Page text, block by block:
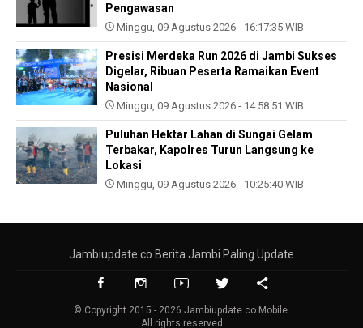
Pengawasan
Minggu, 09 Agustus 2026 - 16:17:35 WIB
Presisi Merdeka Run 2026 di Jambi Sukses
Digelar, Ribuan Peserta Ramaikan Event
Nasional
Minggu, 09 Agustus 2026 - 14:58:51 WIB
Puluhan Hektar Lahan di Sungai Gelam
Terbakar, Kapolres Turun Langsung ke
Lokasi
Minggu, 09 Agustus 2026 - 10:25:40 WIB
Jambiupdate.co Berita Jambi Paling Update
© Copyright 2015 - 2026 Jambiupdate.co Mobile.
All rights reserved